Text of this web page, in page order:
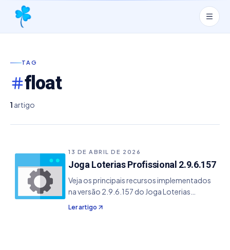
TAG
float
1 artigo
13 DE ABRIL DE 2026
Joga Loterias Profissional 2.9.6.157
Veja os principais recursos implementados
na versão 2.9.6.157 do Joga Loterias
Profissional. - Correção do erro de
conversão de valor na conferência de jogos -
Ler artigo